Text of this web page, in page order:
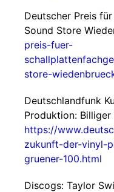
Deutscher Preis
Sound Store
preis-fuer-
store-
Deutschlandfunk
Produktion: Billiger
https://
zukunft-der-vinyl-
gruener-100.html
Discogs: Taylor